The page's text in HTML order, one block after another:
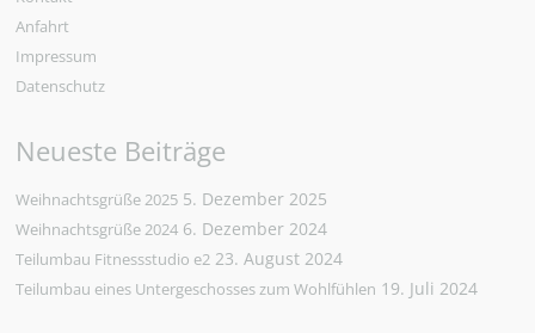
Anfahrt
Impressum
Datenschutz
Neueste Beiträge
Weihnachtsgrüße 2025 5. Dezember 2025
Weihnachtsgrüße 2024 6. Dezember 2024
Teilumbau Fitnessstudio e2 23. August 2024
Teilumbau eines Untergeschosses zum Wohlfühlen 19. Juli 2024